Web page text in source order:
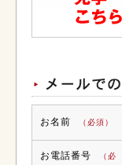
お名前 （必須）
お電話番号
（必